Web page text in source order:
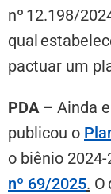
nº 12.198/
qual
pactuar um
PDA – Ainda
publicou o
o biênio
nº 69/2025. O